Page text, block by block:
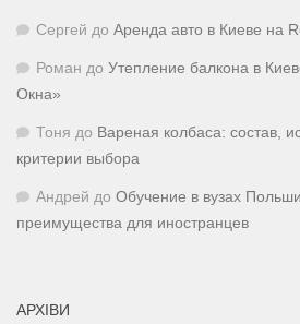
Сергей до Аренда авто в Киеве на
Роман до Утепление балкона в
Окна»
Тоня до Вареная колбаса: состав,
критерии выбора
Андрей до Обучение в вузах
преимущества для иностранцев
АРХІВИ